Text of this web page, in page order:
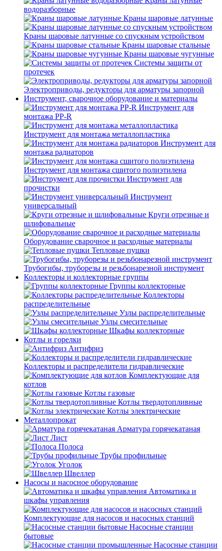
водоразборные
Краны шаровые латунные
Краны шаровые латунные со спускным устройством
Краны шаровые стальные
Краны шаровые чугунные
Системы защиты от
протечек
Электроприводы, редукторы для арматуры запорной
Инструмент, сварочное оборудование и материалы
Инструмент для
монтажа PP-R
Инструмент для монтажа металлопластика
Инструмент для
монтажа радиаторов
Инструмент для монтажа сшитого полиэтилена
Инструмент для
прочистки
Инструмент
универсальный
Круги отрезные и
шлифовальные
Оборудование сварочное и расходные материалы
Тепловые пушки
Трубогибы, труборезы и резьбонарезной инструмент
Коллекторы и коллекторные группы
Группы коллекторные
Коллекторы
распределительные
Узлы распределительные
Узлы смесительные
Шкафы коллекторные
Котлы и горелки
Антифриз
Коллекторы и распределители гидравлические
Комплектующие для
котлов
Котлы газовые
Котлы твердотопливные
Котлы электрические
Металлопрокат
Арматура горячекатаная
Лист
Полоса
Трубы профильные
Уголок
Швеллер
Насосы и насосное оборудование
Автоматика и
шкафы управления
Комплектующие для насосов и насосных станций
Насосные станции
бытовые
Насосные станции